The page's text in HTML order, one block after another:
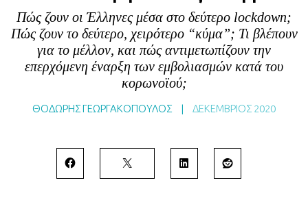
BLOG
ABOUT
ΕΠΙΚΟΙΝΩΝΙΑ
ΕΚΔΟΣΕΙΣ
Πώς ζουν οι Έλληνες μέσα στο δεύτερο lockdown;
Πώς ζουν το δεύτερο, χειρότερο “κύμα”; Τι βλέπουν
για το μέλλον, και πώς αντιμετωπίζουν την
επερχόμενη έναρξη των εμβολιασμών κατά του
κορωνοϊού;
ΘΟΔΩΡΗΣ ΓΕΩΡΓΑΚΟΠΟΥΛΟΣ | ΔΕΚΈΜΒΡΙΟΣ 2020